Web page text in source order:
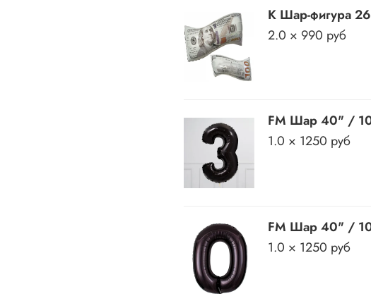
К Шар-фигура
2.0 × 990 руб
FM Шар 40" /
1.0 × 1250 руб
FM Шар 40" /
1.0 × 1250 руб